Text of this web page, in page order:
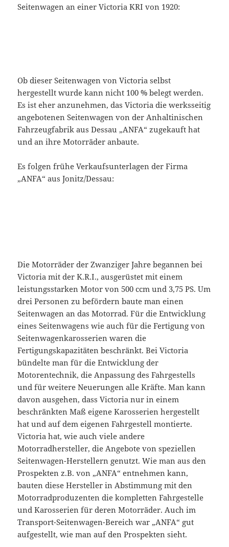
Seitenwagen an einer Victoria KRI von 1920:
Ob dieser Seitenwagen von Victoria selbst
hergestellt wurde kann nicht 100 % belegt werden.
Es ist eher anzunehmen, das Victoria die werksseitig
angebotenen Seitenwagen von der Anhaltinischen
Fahrzeugfabrik aus Dessau „ANFA“ zugekauft hat
und an ihre Motorräder anbaute.
Es folgen frühe Verkaufsunterlagen der Firma
„ANFA“ aus Jonitz/Dessau:
Die Motorräder der Zwanziger Jahre begannen bei
Victoria mit der K.R.I., ausgerüstet mit einem
leistungsstarken Motor von 500 ccm und 3,75 PS. Um
drei Personen zu befördern baute man einen
Seitenwagen an das Motorrad. Für die Entwicklung
eines Seitenwagens wie auch für die Fertigung von
Seitenwagenkarosserien waren die
Fertigungskapazitäten beschränkt. Bei Victoria
bündelte man für die Entwicklung der
Motorentechnik, die Anpassung des Fahrgestells
und für weitere Neuerungen alle Kräfte. Man kann
davon ausgehen, dass Victoria nur in einem
beschränkten Maß eigene Karosserien hergestellt
hat und auf dem eigenen Fahrgestell montierte.
Victoria hat, wie auch viele andere
Motorradhersteller, die Angebote von speziellen
Seitenwagen-Herstellern genutzt. Wie man aus den
Prospekten z.B. von „ANFA“ entnehmen kann,
bauten diese Hersteller in Abstimmung mit den
Motorradproduzenten die kompletten Fahrgestelle
und Karosserien für deren Motorräder. Auch im
Transport-Seitenwagen-Bereich war „ANFA“ gut
aufgestellt, wie man auf den Prospekten sieht.